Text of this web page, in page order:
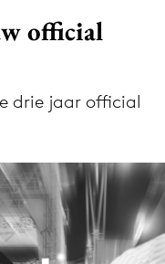
de Adformatie
official
drie jaar official